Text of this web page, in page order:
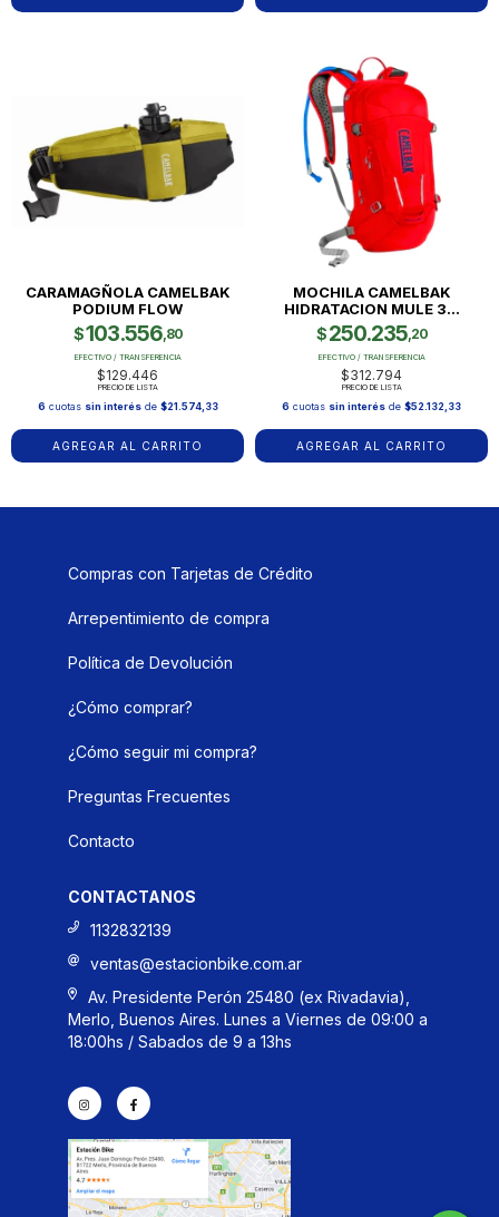
CARAMAGÑOLA CAMELBAK
PODIUM FLOW
$103.556,80
EFECTIVO / TRANSFERENCIA
$129.446
PRECIO DE LISTA
6 cuotas sin interésde $21.574,33
AGREGAR AL CARRITO
MOCHILA CAMELBAK
HIDRATACION MULE 3...
$250.235,20
EFECTIVO / TRANSFERENCIA
$312.794
PRECIO DE LISTA
6 cuotas sin interés de $52.132,33
AGREGAR AL CARRITO
Compras con Tarjetas de Crédito
Arrepentimiento de compra
Política de Devolución
¿Cómo comprar?
¿Cómo seguir mi compra?
Preguntas Frecuentes
Contacto
CONTACTANOS
1132832139
ventas@estacionbike.com.ar
Av. Presidente Perón 25480 (ex Rivadavia),
Merlo, Buenos Aires. Lunes a Viernes de 09:00 a
18:00hs / Sabados de 9 a 13hs